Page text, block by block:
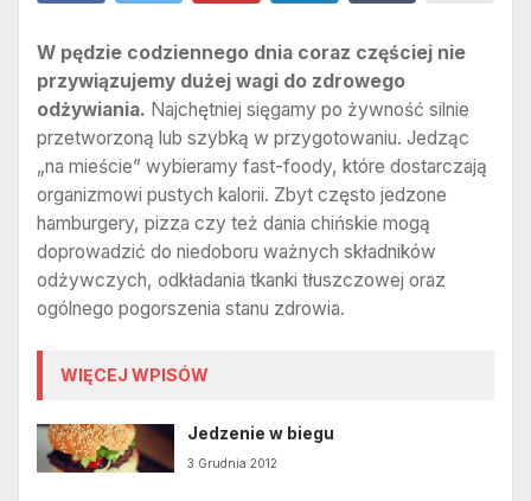
W pędzie codziennego dnia coraz częściej nie
przywiązujemy dużej wagi do zdrowego
odżywiania. Najchętniej sięgamy po żywność silnie
przetworzoną lub szybką w przygotowaniu. Jedząc
„na mieście” wybieramy fast-foody, które dostarczają
organizmowi pustych kalorii. Zbyt często jedzone
hamburgery, pizza czy też dania chińskie mogą
doprowadzić do niedoboru ważnych składników
odżywczych, odkładania tkanki tłuszczowej oraz
ogólnego pogorszenia stanu zdrowia.
WIĘCEJ WPISÓW
Jedzenie w biegu
3 Grudnia 2012